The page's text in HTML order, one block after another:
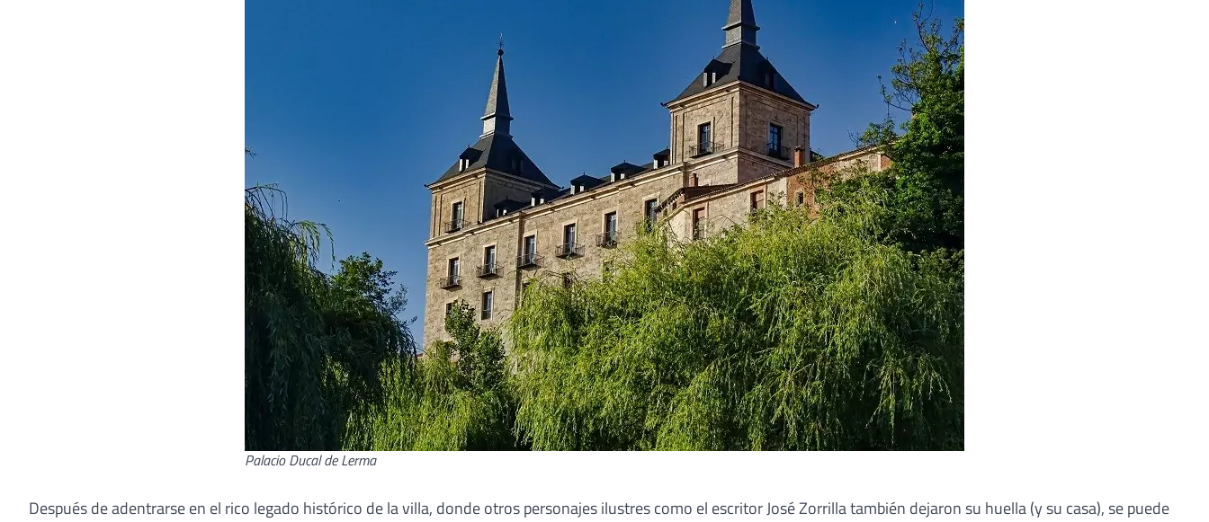
Palacio Ducal de Lerma
Después de adentrarse en el rico legado histórico de la villa, donde otros personajes ilustres como el escritor José Zorrilla también dejaron su huella (y su casa), se puede